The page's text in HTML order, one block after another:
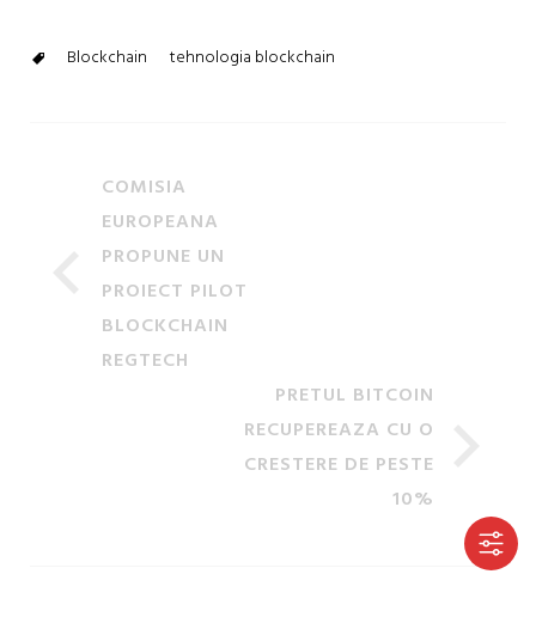
Blockchain tehnologia blockchain
COMISIA
EUROPEANA
PROPUNE UN
PROIECT PILOT
BLOCKCHAIN
REGTECH
PRETUL BITCOIN
RECUPEREAZA CU O
CRESTERE DE PESTE
10%